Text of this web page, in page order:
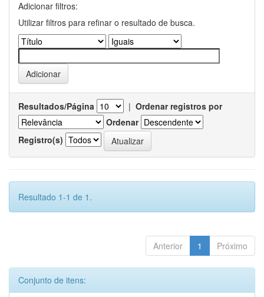
Adicionar filtros:
Utilizar filtros para refinar o resultado de busca.
Resultados/Página | Ordenar registros por
Ordenar
Registro(s)
Resultado 1-1 de 1.
Anterior 1 Próximo
Conjunto de itens: